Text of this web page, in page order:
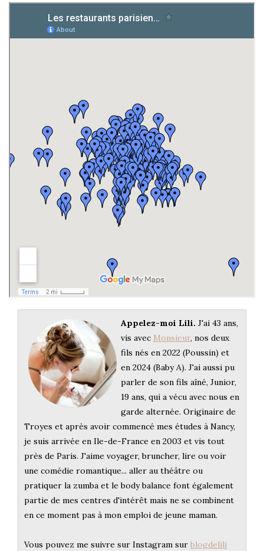
Appelez-moi Lili. J'ai 43 ans,
vis avec Monsieur, nos deux
fils nés en 2022 (Poussin) et
en 2024 (Baby A). J'ai aussi pu
parler de son fils aîné, Junior,
19 ans, qui a vécu avec nous en
garde alternée. Originaire de
Troyes et après avoir commencé mes études à Nancy,
je suis arrivée en Ile-de-France en 2003 et vis tout
près de Paris. J'aime voyager, bruncher, lire ou voir
une comédie romantique... aller au théâtre ou
pratiquer la zumba et le body balance font également
partie de mes centres d'intérêt mais ne se combinent
en ce moment pas à mon emploi de jeune maman.
Vous pouvez me suivre sur Instagram sur blogdelili